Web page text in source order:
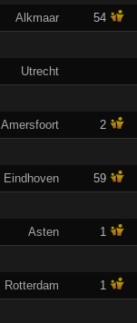
Alkmaar 54
Utrecht
Amersfoort 2
Eindhoven 59
Asten 1
Rotterdam 1